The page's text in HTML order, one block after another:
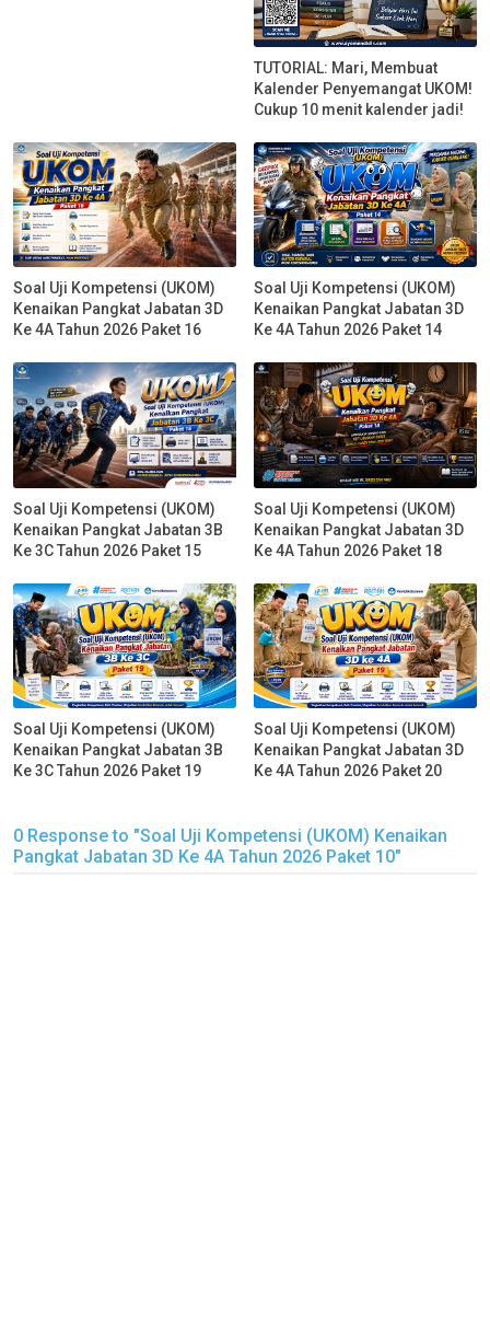
TUTORIAL: Mari, Membuat
Kalender Penyemangat UKOM!
Cukup 10 menit kalender jadi!
Soal Uji Kompetensi (UKOM)
Kenaikan Pangkat Jabatan 3D
Ke 4A Tahun 2026 Paket 16
Soal Uji Kompetensi (UKOM)
Kenaikan Pangkat Jabatan 3D
Ke 4A Tahun 2026 Paket 14
Soal Uji Kompetensi (UKOM)
Kenaikan Pangkat Jabatan 3B
Ke 3C Tahun 2026 Paket 15
Soal Uji Kompetensi (UKOM)
Kenaikan Pangkat Jabatan 3D
Ke 4A Tahun 2026 Paket 18
Soal Uji Kompetensi (UKOM)
Kenaikan Pangkat Jabatan 3B
Ke 3C Tahun 2026 Paket 19
Soal Uji Kompetensi (UKOM)
Kenaikan Pangkat Jabatan 3D
Ke 4A Tahun 2026 Paket 20
0 Response to "Soal Uji Kompetensi (UKOM) Kenaikan
Pangkat Jabatan 3D Ke 4A Tahun 2026 Paket 10"